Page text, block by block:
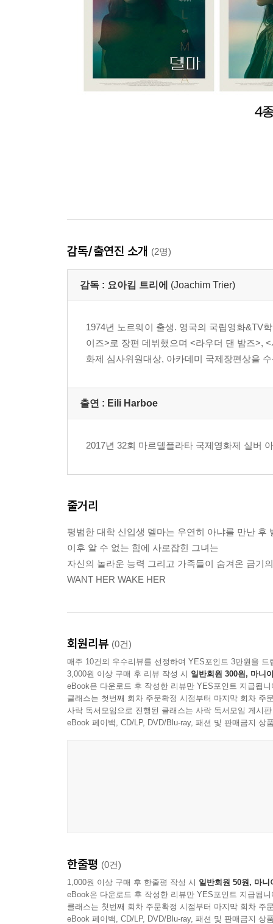
감독/출연진 소개 (2명)
감독 : 요아킴 트리에 (Joachim Trier)
1974년 노르웨이 출생. 영국의 국립영화&TV
이즈>로 장편 데뷔했으며 <라우더 댄 밤즈>,
화제 심사위원대상, 아카데미 국제장편상을
출연 : Eili Harboe
2017년 32회 마르델플라타 국제영화제 실버
줄거리
평범한 대학 신입생 델마는 우연히 아냐를 만난 후
이후 알 수 없는 힘에 사로잡힌 그녀는
자신의 놀라운 능력 그리고 가족들이 숨겨온 금기
WANT HER WAKE HER
회원리뷰 (0건)
매주 10건의 우수리뷰를 선정하여 YES포인트 3만원을 드
3,000원 이상 구매 후 리뷰 작성 시 일반회원 300원, 마니
eBook은 다운로드 후 작성한 리뷰만 YES포인트 지급됩니
클래스는 첫번째 회차 주문확정 시점부터 마지막 회차 주
사락 독서모임으로 진행된 클래스는 사락 독서모임 게시
eBook 페이백, CD/LP, DVD/Blu-ray, 패션 및 판매금지 상
한줄평 (0건)
1,000원 이상 구매 후 한줄평 작성 시 일반회원 50원, 마니
eBook은 다운로드 후 작성한 리뷰만 YES포인트 지급됩니
클래스는 첫번째 회차 주문확정 시점부터 마지막 회차 주
eBook 페이백, CD/LP, DVD/Blu-ray, 패션 및 판매금지 상